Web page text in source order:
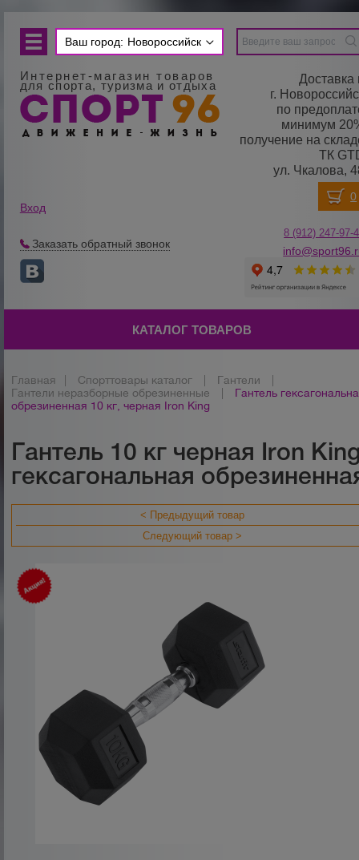
Ваш город: Новороссийск
Интернет-магазин товаров
для спорта, туризма и отдыха
Доставка
г.
по
минимум
получение на
ТК
ул. Чкалова,
Вход
Заказать обратный звонок
8 (912) 247-97-
КАТАЛОГ ТОВАРОВ
Главная Спорттовары каталог Гантели
Гантели неразборные обрезиненные
Гантель
обрезиненная 10 кг, черная Iron King
Гантель 10 кг черная Iron
гексагональная
< Предыдущий товар
Следующий товар >